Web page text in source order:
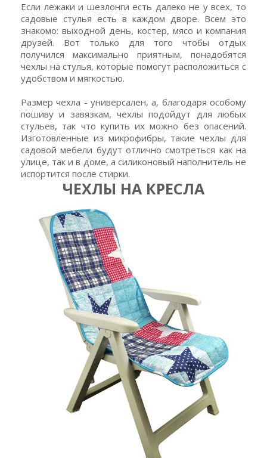
Если лежаки и шезлонги есть далеко не у всех, то
садовые стулья есть в каждом дворе. Всем это
знакомо: выходной день, костер, мясо и компания
друзей. Вот только для того чтобы отдых
получился максимально приятным, понадобятся
чехлы на стулья, которые помогут расположиться с
удобством и мягкостью.
Размер чехла - универсален, а, благодаря особому
пошиву и завязкам, чехлы подойдут для любых
стульев, так что купить их можно без опасений.
Изготовленные из микрофибры, такие чехлы для
садовой мебели будут отлично смотреться как на
улице, так и в доме, а силиконовый наполнитель не
испортится после стирки.
ЧЕХЛЫ НА КРЕСЛА